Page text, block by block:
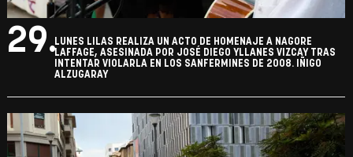
29.LUNES LILAS REALIZA UN ACTO DE HOMENAJE A NAGORE
LAFFAGE, ASESINADA POR JOSÉ DIEGO YLLANES VIZCAY TRAS
INTENTAR VIOLARLA EN LOS SANFERMINES DE 2008. IÑIGO
ALZUGARAY